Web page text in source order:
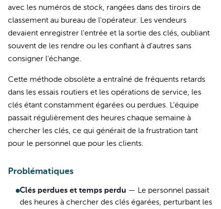
avec les numéros de stock, rangées dans des tiroirs de
classement au bureau de l'opérateur. Les vendeurs
devaient enregistrer l'entrée et la sortie des clés, oubliant
souvent de les rendre ou les confiant à d'autres sans
consigner l'échange.
Cette méthode obsolète a entraîné de fréquents retards
dans les essais routiers et les opérations de service, les
clés étant constamment égarées ou perdues. L'équipe
passait régulièrement des heures chaque semaine à
chercher les clés, ce qui générait de la frustration tant
pour le personnel que pour les clients.
Problématiques
Clés perdues et temps perdu — Le personnel passait
des heures à chercher des clés égarées, perturbant les